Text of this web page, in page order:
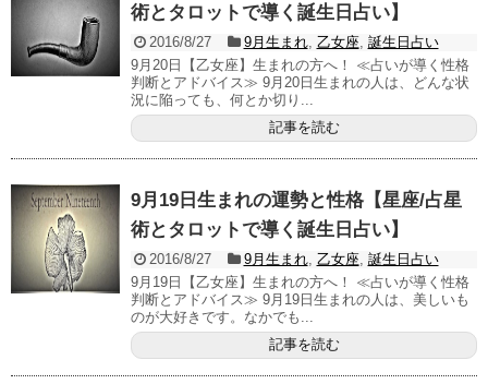
術とタロットで導く誕生日占い】
2016/8/27 9月生まれ, 乙女座, 誕生日占い
9月20日【乙女座】生まれの方へ！ ≪占いが導く性格
判断とアドバイス≫ 9月20日生まれの人は、どんな状
況に陥っても、何とか切り...
記事を読む
9月19日生まれの運勢と性格【星座/占星
術とタロットで導く誕生日占い】
2016/8/27 9月生まれ, 乙女座, 誕生日占い
9月19日【乙女座】生まれの方へ！ ≪占いが導く性格
判断とアドバイス≫ 9月19日生まれの人は、美しいも
のが大好きです。なかでも...
記事を読む